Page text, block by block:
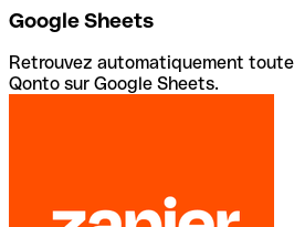
Google Sheets
Retrouvez automatiquement
Qonto sur Google Sheets.